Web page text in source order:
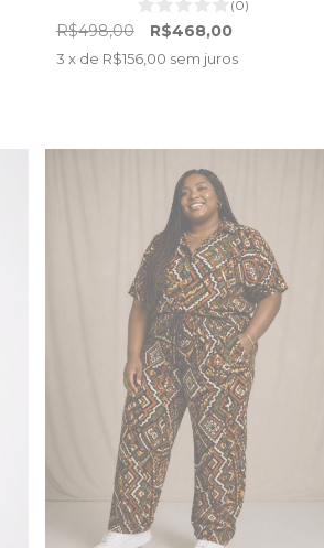
(0)
R$498,00 R$468,00
3 x de R$156,00 sem juros